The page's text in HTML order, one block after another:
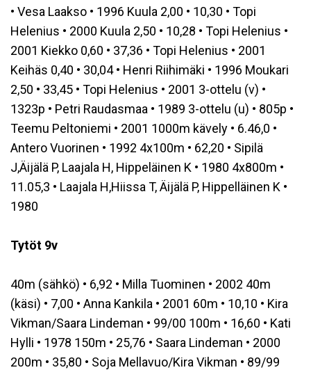
• Vesa Laakso • 1996 Kuula 2,00 • 10,30 • Topi
Helenius • 2000 Kuula 2,50 • 10,28 • Topi Helenius •
2001 Kiekko 0,60 • 37,36 • Topi Helenius • 2001
Keihäs 0,40 • 30,04 • Henri Riihimäki • 1996 Moukari
2,50 • 33,45 • Topi Helenius • 2001 3-ottelu (v) •
1323p • Petri Raudasmaa • 1989 3-ottelu (u) • 805p •
Teemu Peltoniemi • 2001 1000m kävely • 6.46,0 •
Antero Vuorinen • 1992 4x100m • 62,20 • Sipilä
J,Äijälä P, Laajala H, Hippeläinen K • 1980 4x800m •
11.05,3 • Laajala H,Hiissa T, Äijälä P, Hippelläinen K •
1980
Tytöt 9v
40m (sähkö) • 6,92 • Milla Tuominen • 2002 40m
(käsi) • 7,00 • Anna Kankila • 2001 60m • 10,10 • Kira
Vikman/Saara Lindeman • 99/00 100m • 16,60 • Kati
Hylli • 1978 150m • 25,76 • Saara Lindeman • 2000
200m • 35,80 • Soja Mellavuo/Kira Vikman • 89/99